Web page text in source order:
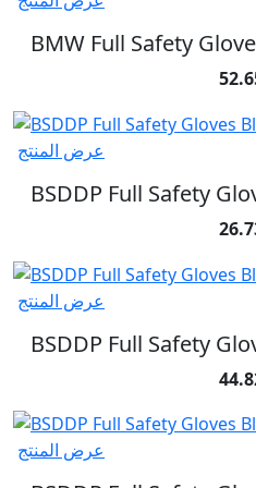
BMW Full Safety
عرض المنتج
BSDDP Full Safety
عرض المنتج
BSDDP Full Safety
عرض المنتج